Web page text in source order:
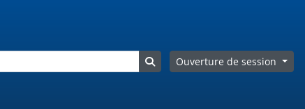
Search in browse page
Ouverture de session